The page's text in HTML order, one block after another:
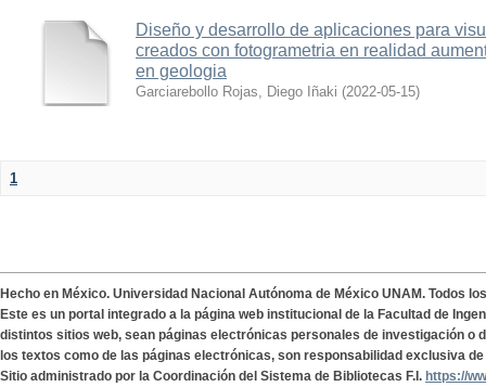
Diseño y desarrollo de aplicaciones para
creados con fotogrametria en realidad
en geologia
Garciarebollo Rojas, Diego Iñaki (2022-05-15)
1
Hecho en México. Universidad Nacional Autónoma de México UNAM. Todos
Este es un portal integrado a la página web institucional de la Facultad de
distintos sitios web, sean páginas electrónicas personales de investigación o
los textos como de las páginas electrónicas, son responsabilidad exclusiva
Sitio administrado por la Coordinación del Sistema de Bibliotecas F.I. https://